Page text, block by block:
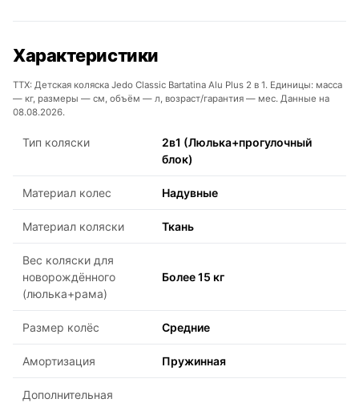
Характеристики
ТТХ: Детская коляска Jedo Classic Bartatina Alu Plus 2 в 1. Единицы: масса
— кг, размеры — см, объём — л, возраст/гарантия — мес. Данные на
08.08.2026.
Тип коляски
2в1 (Люлька+прогулочный
блок)
Материал колес Надувные
Материал коляски Ткань
Вес коляски для
новорождённого
(люлька+рама)
Более 15 кг
Размер колёс Средние
Амортизация Пружинная
Дополнительная